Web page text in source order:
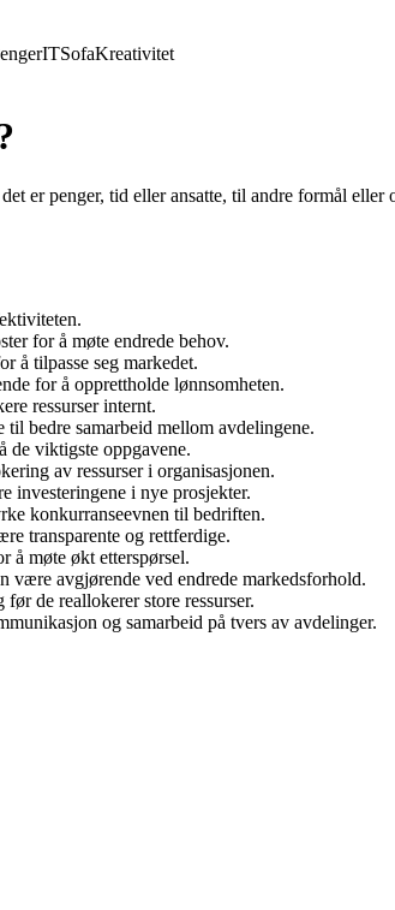
ITSofaKreativitet
er penger, tid eller ansatte, til andre formål
for å møte endrede behov.
å tilpasse seg markedet.
for å opprettholde lønnsomheten.
ressurser internt.
bedre samarbeid mellom avdelingene.
de viktigste oppgavene.
av ressurser i organisasjonen.
investeringene i nye prosjekter.
konkurranseevnen til bedriften.
transparente og rettferdige.
å møte økt etterspørsel.
være avgjørende ved endrede markedsforhold.
de reallokerer store ressurser.
og samarbeid på tvers av avdelinger.